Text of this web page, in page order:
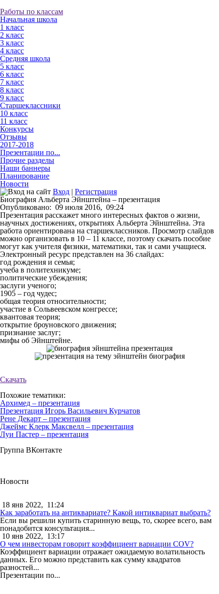
Работы по классам
Начальная школа
1 класс
2 класс
3 класс
4 класс
Средняя школа
5 класс
6 класс
7 класс
8 класс
9 класс
Старшеклассники
10 класс
11 класс
Конкурсы
Отзывы
2017-2018
Презентации по...
Прочие разделы
Наши баннеры
Планирование
Новости
Вход | Регистрация
Биография Альберта Эйнштейна – презентация
Опубликовано: 09 июля 2016, 09:24
Презентация расскажет много интересных фактов о жизни,
научных достижениях, открытиях Альберта Эйнштейна. Эта
работа ориентирована на старшеклассников. Просмотр слайдов
можно организовать в 10 – 11 классе, поэтому скачать пособие
могут как учителя физики, математики, так и сами учащиеся.
Электронный ресурс представлен на 36 слайдах:
год рождения и семья;
учеба в политехникуме;
политические убеждения;
заслуги ученого;
1905 – год чудес;
общая теория относительности;
участие в Сольвеевском конгрессе;
квантовая теория;
открытие броуновского движения;
признание заслуг;
мифы об Эйнштейне.
Скачать
Похожие тематики:
Архимед – презентация
Презентация Игорь Васильевич Курчатов
Рене Декарт – презентация
Джеймс Клерк Максвелл – презентация
Луи Пастер – презентация
Группа ВКонтакте
Новости
18 янв 2022, 11:24
Как заработать на антиквариате? Какой интиквариат выбрать?
Если вы решили купить старинную вещь, то, скорее всего, вам
понадобится консультация...
10 янв 2022, 13:17
О чем инвесторам говорит коэффициент вариации COV?
Коэффициент вариации отражает ожидаемую волатильность
данных. Его можно представить как сумму квадратов
разностей...
Презентации по...